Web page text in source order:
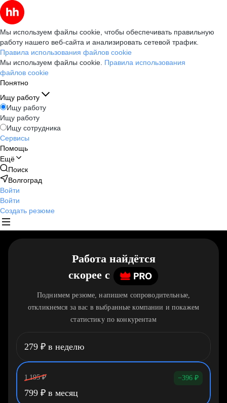
Мы используем файлы cookie, чтобы обеспечивать правильную
работу нашего веб-сайта и анализировать сетевой трафик.
Правила использования файлов cookie
Мы используем файлы cookie. Правила использования
файлов cookie
Понятно
Ищу работу
Ищу работу
Ищу работу
Ищу сотрудника
Сервисы
Помощь
Ещё
Поиск
Волгоград
Войти
Войти
Создать резюме
Работа найдётся
скорее c
Поднимем резюме, напишем сопроводительные,
откликнемся за вас в выбранные компании и покажем
статистику по конкурентам
279 ₽ в неделю
1 195 ₽ −396 ₽
799 ₽ в месяц